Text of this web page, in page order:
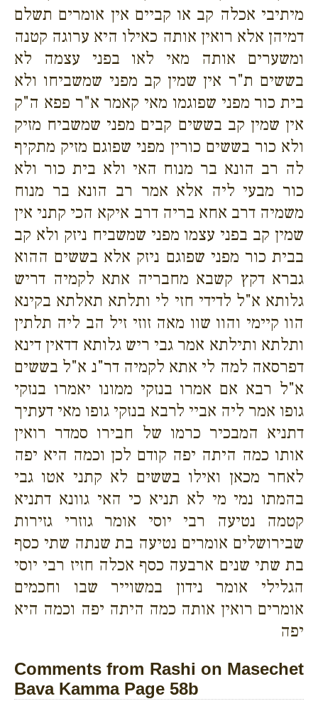
מיתיבי אכלה קב או קביים אין אומרים תשלם
דמיהן אלא רואין אותה כאילו היא ערוגה קטנה
ומשערים אותה מאי לאו בפני עצמה לא
בששים ת"ר אין שמין קב מפני שמשביחו ולא
בית כור מפני שפוגמו מאי קאמר א"ר פפא ה"ק
אין שמין קב בששים קבים מפני שמשביח מזיק
ולא כור בששים כורין מפני שפוגם מזיק מתקיף
לה רב הונא בר מנוח האי ולא בית כור ולא
כור מבעי ליה אלא אמר רב הונא בר מנוח
משמיה דרב אחא בריה דרב איקא הכי קתני אין
שמין קב בפני עצמו מפני שמשביח ניזק ולא קב
בבית כור מפני שפוגם ניזק אלא בששים ההוא
גברא דקץ קשבא מחבריה אתא לקמיה דריש
גלותא א"ל לדידי חזי לי ותלתא תאלתא בקינא
הוו קיימי והוו שוו מאה זוזי זיל הב ליה תלתין
ותלתא ותילתא אמר גבי ריש גלותא דדאין דינא
דפרסאה למה לי אתא לקמיה דר"נ א"ל בששים
א"ל רבא אם אמרו בנזקי ממונו יאמרו בנזקי
גופו אמר ליה אביי לרבא בנזקי גופו מאי דעתיך
דתניא המבכיר כרמו של חבירו סמדר רואין
אותו כמה היתה יפה קודם לכן וכמה היא יפה
לאחר מכאן ואילו בששים לא קתני אטו גבי
בהמתו נמי מי לא תניא כי האי גוונא דתניא
קטמה נטיעה רבי יוסי אומר גוזרי גזירות
שבירושלים אומרים נטיעה בת שנתה שתי כסף
בת שתי שנים ארבעה כסף אכלה חזיז רבי יוסי
הגלילי אומר נידון במשוייר שבו וחכמים
אומרים רואין אותה כמה היתה יפה וכמה היא
יפה
Comments from Rashi on Masechet
Bava Kamma Page 58b